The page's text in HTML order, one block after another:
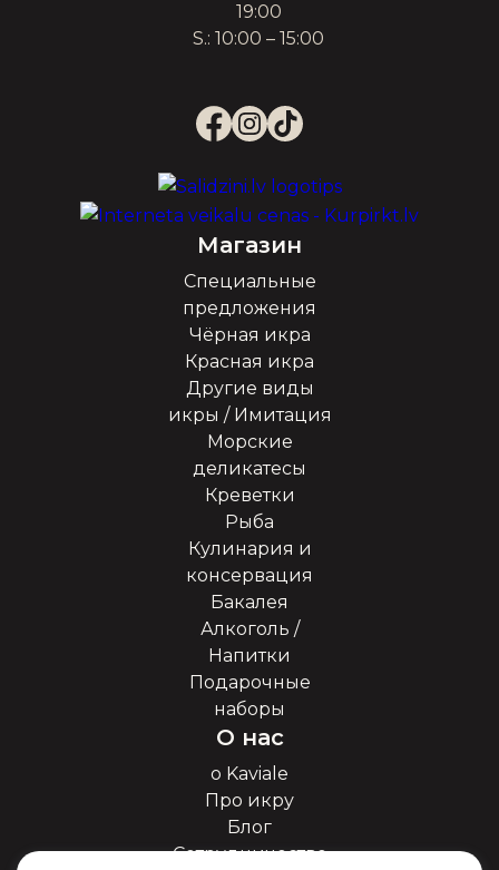
19:00
S.: 10:00 – 15:00
Магазин
Специальные
предложения
Чёрная икра
Красная икра
Другие виды
икры / Имитация
Морские
деликатесы
Креветки
Рыба
Кулинария и
консервация
Бакалея
Алкоголь /
Напитки
Подарочные
наборы
О нас
о Kaviale
Про икру
Блог
Сотрудничество